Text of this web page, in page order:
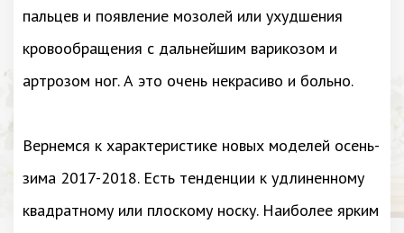
пальцев и появление мозолей или ухудшения
кровообращения с дальнейшим варикозом и
артрозом ног. А это очень некрасиво и больно.
Вернемся к характеристике новых моделей осень-
зима 2017-2018. Есть тенденции к удлиненному
квадратному или плоскому носку. Наиболее ярким